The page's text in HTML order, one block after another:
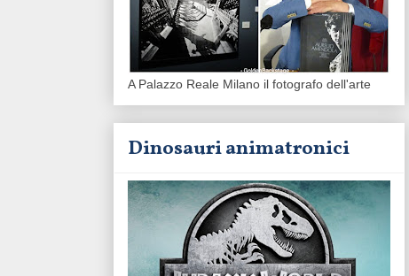
A Palazzo Reale Milano il fotografo dell'arte
Dinosauri animatronici